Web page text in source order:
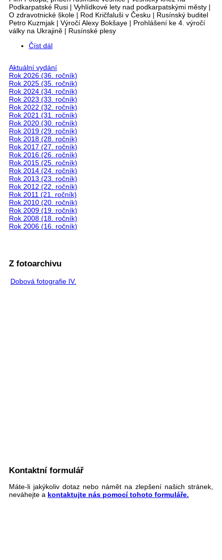
Podkarpatské Rusi | Vyhlídkové lety nad podkarpatskými městy |
O zdravotnické škole | Rod Kričfaluši v Česku | Rusínský buditel
Petro Kuzmjak | Výročí Alexy Bokšaye | Prohlášení ke 4. výročí
války na Ukrajině | Rusínské plesy
Číst dál
Aktuální vydání
Rok 2026 (36. ročník)
Rok 2025 (35. ročník)
Rok 2024 (34. ročník)
Rok 2023 (33. ročník)
Rok 2022 (32. ročník)
Rok 2021 (31. ročník)
Rok 2020 (30. ročník)
Rok 2019 (29. ročník)
Rok 2018 (28. ročník)
Rok 2017 (27. ročník)
Rok 2016 (26. ročník)
Rok 2015 (25. ročník)
Rok 2014 (24. ročník)
Rok 2013 (23. ročník)
Rok 2012 (22. ročník)
Rok 2011 (21. ročník)
Rok 2010 (20. ročník)
Rok 2009 (19. ročník)
Rok 2008 (18. ročník)
Rok 2006 (16. ročník)
Z fotoarchivu
Dobová fotografie IV.
Kontaktní formulář
Máte-li jakýkoliv dotaz nebo námět na zlepšení našich stránek,
neváhejte a kontaktujte nás pomocí tohoto formuláře.